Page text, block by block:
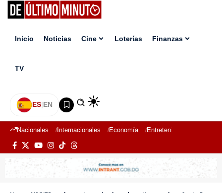
Inicio Noticias Cine Loterías Finanzas
TV
ES|EN
Nacionales Internacionales Economía Entretenimiento